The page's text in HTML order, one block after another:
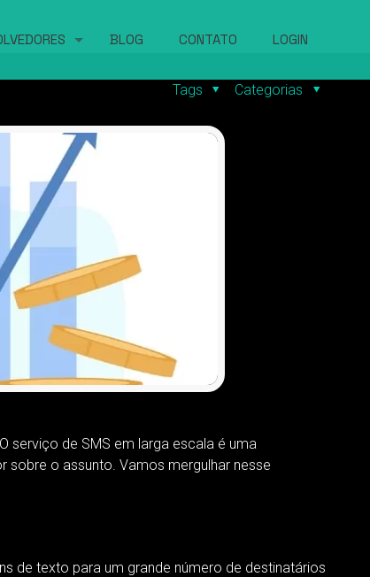
BLOG CONTATO LOGIN
Categorias
Tags
serviço de SMS em larga escala é uma
sobre o assunto. Vamos mergulhar nesse
de texto para um grande número de destinatários